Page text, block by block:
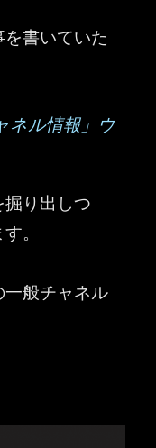
書いていた
ネル情報」ウ
り出しつ
。
一般チャネル